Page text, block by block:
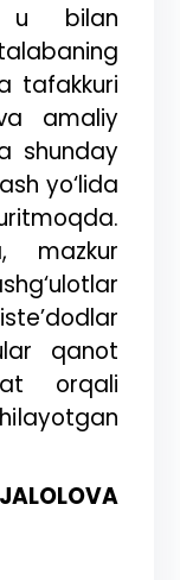
u bilan
tafakkuri
amaliy
shunday
yo‘lida
mazkur
qanot
orqali